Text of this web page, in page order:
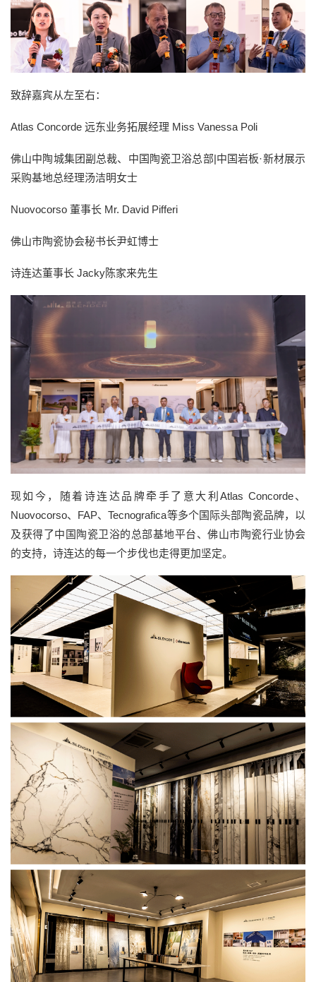
致辞嘉宾从左至右：
Atlas Concorde 远东业务拓展经理 Miss Vanessa Poli
佛山中陶城集团副总裁、 中国陶瓷卫浴总部|中国岩板·新材展示
采购基地总经理汤洁明女士
Nuovocorso 董事长 Mr. David Pifferi
佛山市陶瓷协会秘书长尹虹博士
诗连达董事长 Jacky陈家来先生
现如今，随着诗连达品牌牵手了意大利Atlas Concorde、
Nuovocorso、FAP、Tecnografica等多个国际头部陶瓷品牌，以
及获得了中国陶瓷卫浴的总部基地平台、 佛山市陶瓷行业协会
的支持， 诗连达的每一个步伐也走得更加坚定。